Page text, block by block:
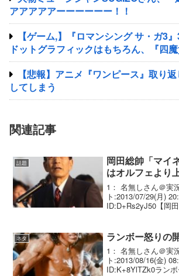
アアアアアーーーーーー！！
【ゲーム,】『ロマンシング サ・ガ3
ドットグラフィックはもちろん、『四
ケンサウンドが心に残る
【悲報】アニメ『ワンピース』取り
してしまう
関連記事
話題
岡田総帥「マイ
はオルフェより
1： 名無しさん＠実
ト:2013/07/29(月)
ID:D+Rs2yJ50【岡
記念のパドック出て
ネタ ランボー怒りの
1： 名無しさん＠実
ト:2013/08/16(金)
ID:K+8YlTZk0ラン